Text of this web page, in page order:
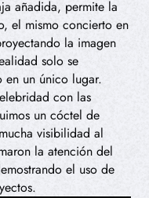
añadida, permite la
el mismo concierto en
la imagen
solo se
en un único lugar.
con las
un cóctel de
visibilidad al
la atención del
el uso de